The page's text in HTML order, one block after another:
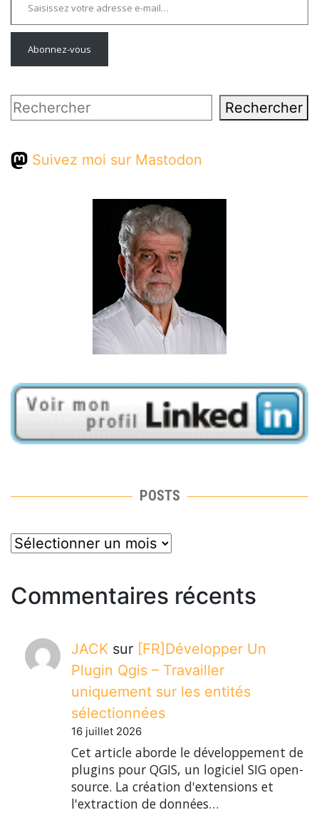
Abonnez-vous
Rechercher Rechercher
Suivez moi sur Mastodon
POSTS
posts
Commentaires récents
JACK sur [FR]Développer Un
Plugin Qgis – Travailler
uniquement sur les entités
sélectionnées
16 juillet 2026
Cet article aborde le développement de
plugins pour QGIS, un logiciel SIG open-
source. La création d'extensions et
l'extraction de données…